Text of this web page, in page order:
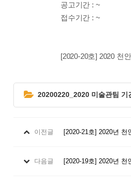
공고기간 : ~
접수기간 : ~
[2020-20호] 2020 천
20200220_2020 미술관팀
이전글 [2020-21호] 2020년 천
다음글 [2020-19호] 2020년